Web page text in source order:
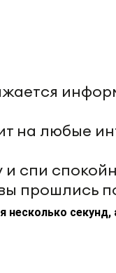
на любые
и спи
прошлись
несколько